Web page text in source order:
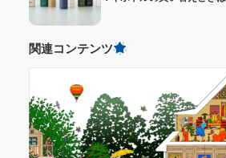
関連コンテンツ